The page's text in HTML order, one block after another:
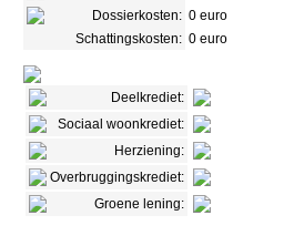
Dossierkosten: 0 euro
Schattingskosten: 0 euro
Deelkrediet:
Sociaal woonkrediet:
Herziening:
Overbruggingskrediet:
Groene lening: